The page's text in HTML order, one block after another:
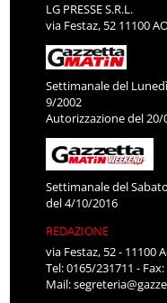
LG PRESSE S.R.L.
via Festaz, 52 11100
Settimanale del
9/2002
Autorizzazione del 20/
Settimanale del
del 4/10/2016
REDAZIONE
via Festaz, 52 - 11100
Tel: 0165/231711 -
Mail: